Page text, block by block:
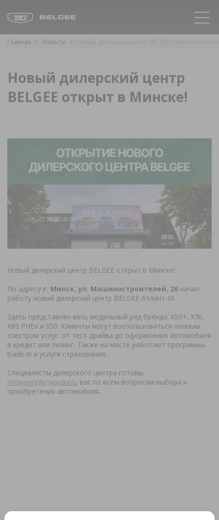
Главная Новости
Новый дилерский центр
BELGEE открыт в Минске!
Новый дилерский центр BELGEE открыт в Минске!
По адресу г. Минск, ул. Машиностроителей, 26 начал
работу новый дилерский центр BELGEE Атлант-М.
Здесь представлен весь модельный ряд бренда: X50+, X70,
X80 PHEV и S50. Клиенты могут воспользоваться полным
спектром услуг: от тест-драйва до оформления автомобиля
в кредит или лизинг. Также на месте работают программы
trade-in и услуги страхования.
Специалисты дилерского центра готовы
проконсультировать вас по всем вопросам выбора и
приобретения автомобиля.